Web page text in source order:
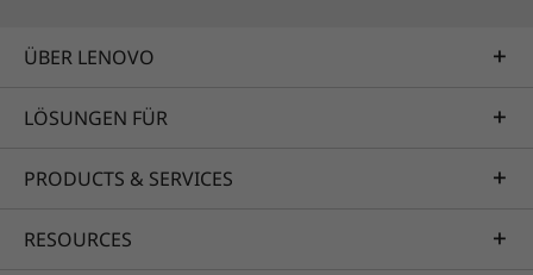
ÜBER LENOVO
LÖSUNGEN FÜR
PRODUCTS & SERVICES
RESOURCES